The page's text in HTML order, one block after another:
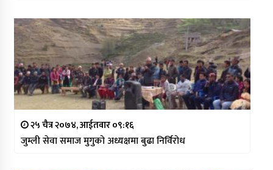
२५ चैत्र २०७४, आईतवार ०९:१६
जुम्ली सेवा समाज मुगुको अध्यक्षमा बुढा निर्विरोध